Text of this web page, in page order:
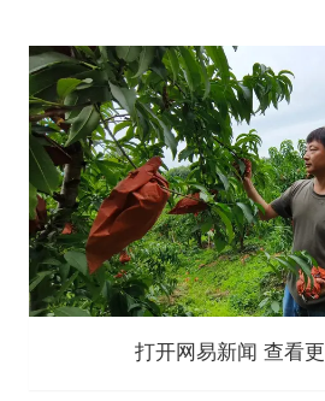
打开网易新闻 查看